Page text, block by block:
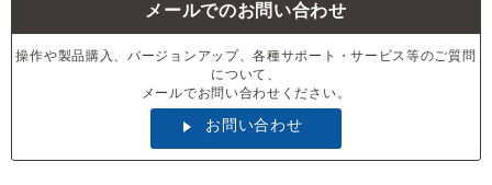
メールでのお問い合わせ
操作や製品購入、バージョンアップ、各種サポート・サービス等のご質問
について、
メールでお問い合わせください。
お問い合わせ